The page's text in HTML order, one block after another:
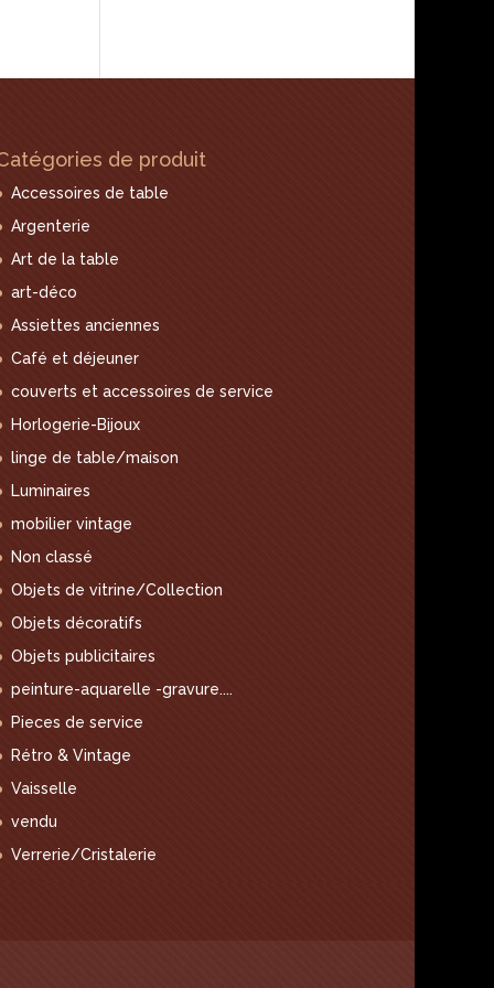
de produit
Accessoires de table
Argenterie
Art de la table
art-déco
Assiettes anciennes
Café et déjeuner
couverts et accessoires de service
Horlogerie-Bijoux
linge de table/maison
Luminaires
mobilier vintage
Non classé
Objets de vitrine/Collection
Objets décoratifs
Objets publicitaires
peinture-aquarelle -gravure....
Pieces de service
Rétro & Vintage
Vaisselle
vendu
Verrerie/Cristalerie